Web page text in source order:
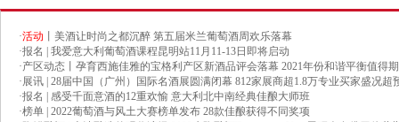
·活动 丨美酒让时尚之都沉醉 第五届米兰葡萄酒周欢乐落幕
·报名 | 我爱意大利葡萄酒课程昆明站11月11-13日即将启动
·产区动态丨孕育西施佳雅的宝格利产区新酒品评会落幕 2021年份和谐平衡值得
·展讯 | 28届中国（广州）国际名酒展圆满闭幕 812家展商超1.8万专业买家盛况超
·报名 | 感受千面意酒的12重欢愉 意大利北中南经典佳酿大师班
·榜单 | 2022葡萄酒与风土大赛榜单发布 28款佳酿获得不同奖项